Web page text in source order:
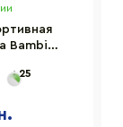
Bambi
25